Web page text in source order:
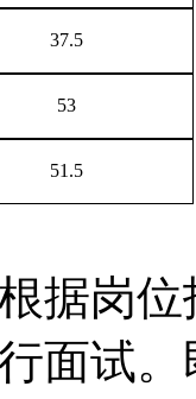
37.5
53
51.5
据岗
面试